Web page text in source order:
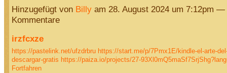
Hinzugefügt von Billyam 28. August 2024 um 7:12pm —
Kommentare
irzfcxze
https://pastelink.net/ufzdrbru https://start.me/p/7Pmx1E/kindle-el-arte-
descargar-gratis https://paiza.io/projects/27-
Fortfahren